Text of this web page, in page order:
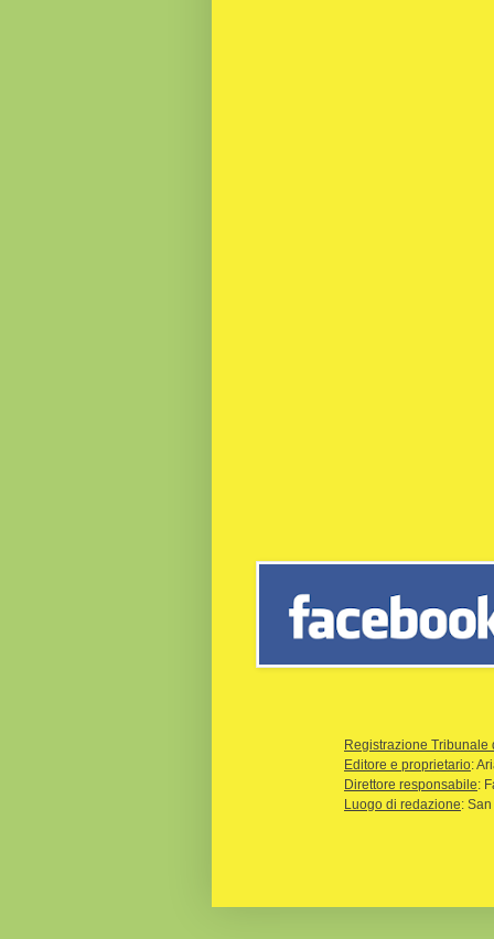
Registrazione Tribunale
Editore e proprietario:
Direttore responsabile:
Luogo di redazione: